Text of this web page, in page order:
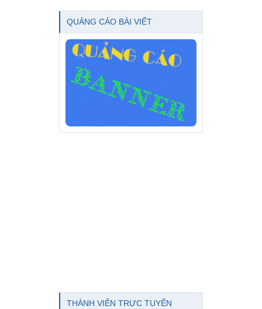
QUẢNG CÁO BÀI VIẾT
THÀNH VIÊN TRỰC TUYẾN